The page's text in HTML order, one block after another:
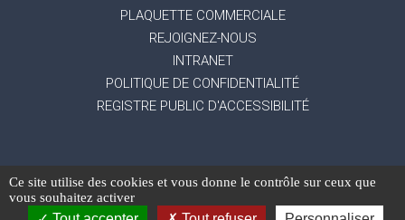
PLAQUETTE COMMERCIALE
REJOIGNEZ-NOUS
INTRANET
POLITIQUE DE CONFIDENTIALITÉ
REGISTRE PUBLIC D'ACCESSIBILITÉ
Mentions légales-Gestion des données
personnelles
Ce site utilise des cookies et vous donne le contrôle sur ceux que
vous souhaitez activer